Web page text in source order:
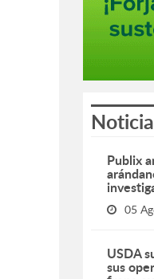
Publix
05
USDA
sus